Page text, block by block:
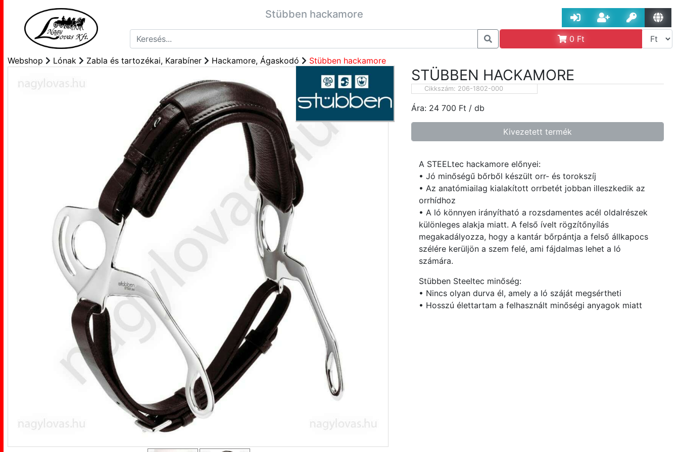
Stübben hackamore
0 Ft
Webshop Lónak Zabla és tartozékai, Karabíner Hackamore, Ágaskodó Stübben hackamore
STÜBBEN HACKAMORE
Cikkszám: 206-1802-000
Ára: 24 700 Ft / db
Kivezetett termék
A STEELtec hackamore előnyei:
• Jó minőségű bőrből készült orr- és torokszíj
• Az anatómiailag kialakított orrbetét jobban illeszkedik az
orrhídhoz
• A ló könnyen irányítható a rozsdamentes acél oldalrészek
különleges alakja miatt. A felső ívelt rögzítőnyílás
megakadályozza, hogy a kantár bőrpántja a felső állkapocs
szélére kerüljön a szem felé, ami fájdalmas lehet a ló
számára.
Stübben Steeltec minőség:
• Nincs olyan durva él, amely a ló száját megsértheti
• Hosszú élettartam a felhasznált minőségi anyagok miatt